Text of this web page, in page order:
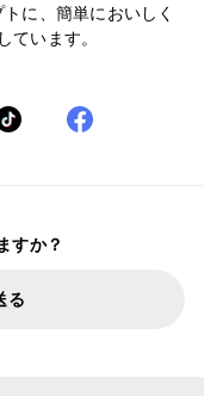
に、簡単においしく
ています。
すか？
る